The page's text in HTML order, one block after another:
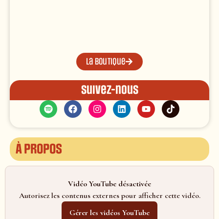
La boutique
Suivez-nous
À propos
Vidéo YouTube désactivée
Autorisez les contenus externes pour afficher cette vidéo.
Gérer les vidéos YouTube